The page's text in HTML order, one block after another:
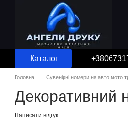
Перейти до основного контенту
Каталог
Головна Сувенірні номери на авто мото
Декоративний
Написати відгук